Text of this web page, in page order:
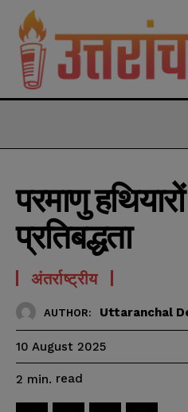
परमाणु
प्रतिबद्धता
अंतर्राष्ट्रीय
AUTHOR: Uttaranchal
10 August 2025
2 min. read